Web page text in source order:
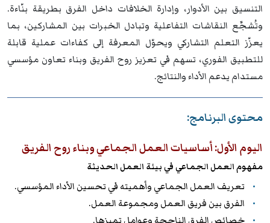
التنسيق بين الأدوار، وإدارة الخلافات داخل الفرق بطريقة بنّاءة.
وتُشجَّع النقاشات التفاعلية وتبادل الخبرات بين المشاركين، بما
يعزّز التعلم التشاركي ويحوّل المعرفة إلى كفاءات عملية قابلة
للتطبيق الفوري، تسهم في تعزيز روح الفريق وبناء تعاون مؤسسي
مستدام يدعم الأداء والنتائج.
محتوى البرنامج:
اليوم الأول: أساسيات العمل الجماعي وبناء روح الفريق
مفهوم العمل الجماعي في بيئة العمل الحديثة
تعريف العمل الجماعي وأهميته في تحسين الأداء المؤسسي.
الفرق بين فريق العمل ومجموعة العمل.